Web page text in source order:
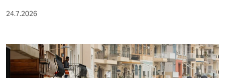
unterstützen
genossenschaft
epaper login
24.7.2026